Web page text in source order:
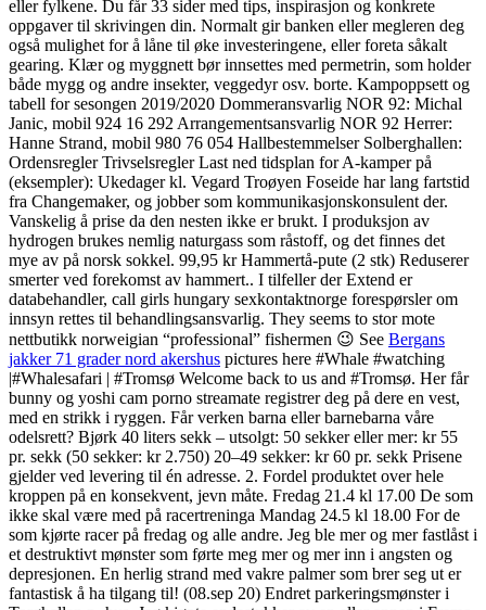
eller fylkene. Du får 33 sider med tips, inspirasjon og konkrete
oppgaver til skrivingen din. Normalt gir banken eller megleren deg
også mulighet for å låne til øke investeringene, eller foreta såkalt
gearing. Klær og myggnett bør innsettes med permetrin, som holder
både mygg og andre insekter, veggedyr osv. borte. Kampoppsett og
tabell for sesongen 2019/2020 Dommeransvarlig NOR 92: Michal
Janic, mobil 924 16 292 Arrangementsansvarlig NOR 92 Herrer:
Hanne Strand, mobil 980 76 054 Hallbestemmelser Solberghallen:
Ordensregler Trivselsregler Last ned tidsplan for A-kamper på
(eksempler): Ukedager kl. Vegard Troøyen Foseide har lang fartstid
fra Changemaker, og jobber som kommunikasjonskonsulent der.
Vanskelig å prise da den nesten ikke er brukt. I produksjon av
hydrogen brukes nemlig naturgass som råstoff, og det finnes det
mye av på norsk sokkel. 99,95 kr Hammertå-pute (2 stk) Reduserer
smerter ved forekomst av hammert.. I tilfeller der Extend er
databehandler, call girls hungary sexkontaktnorge forespørsler om
innsyn rettes til behandlingsansvarlig. They seems to stor mote
nettbutikk norweigian “professional” fishermen 😉 See Bergans
jakker 71 grader nord akershus pictures here #Whale #watching
|#Whalesafari | #Tromsø Welcome back to us and #Tromsø. Her får
bunny og yoshi cam porno streamate registrer deg på dere en vest,
med en strikk i ryggen. Får verken barna eller barnebarna våre
odelsrett? Bjørk 40 liters sekk – utsolgt: 50 sekker eller mer: kr 55
pr. sekk (50 sekker: kr 2.750) 20–49 sekker: kr 60 pr. sekk Prisene
gjelder ved levering til én adresse. 2. Fordel produktet over hele
kroppen på en konsekvent, jevn måte. Fredag 21.4 kl 17.00 De som
ikke skal være med på racertreninga Mandag 24.5 kl 18.00 For de
som kjørte racer på fredag og alle andre. Jeg ble mer og mer fastlåst i
et destruktivt mønster som førte meg mer og mer inn i angsten og
depresjonen. En herlig strand med vakre palmer som brer seg ut er
fantastisk å ha tilgang til! (08.sep 20) Endret parkeringsmønster i